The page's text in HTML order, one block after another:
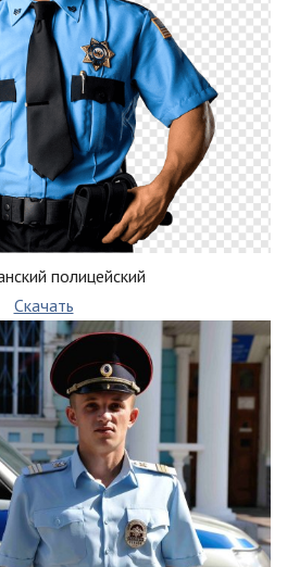
полицейский
Скачать